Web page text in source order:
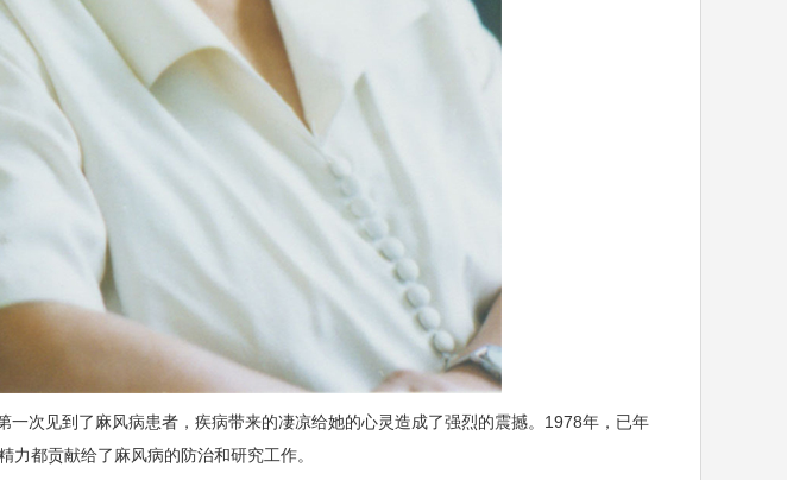
次见到了麻风病患者，疾病带来的凄凉给她的心灵造成了强烈的震撼。1978年，已年
都贡献给了麻风病的防治和研究工作。